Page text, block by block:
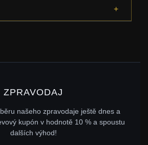
ZPRAVODAJ
našeho zpravodaje ještě dnes a
kupón v hodnotě 10 % a spoustu
dalších výhod!